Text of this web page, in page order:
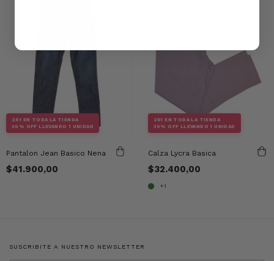
2X1 EN TODA LA TIENDA
30% OFF LLEVANDO 1 UNIDAD
Pantalon Jean Basico Nena
$41.900,00
2X1 EN TODA LA TIENDA
30% OFF LLEVANDO 1 UNIDAD
Calza Lycra Basica
$32.400,00
+1
SUSCRIBITE A NUESTRO NEWSLETTER